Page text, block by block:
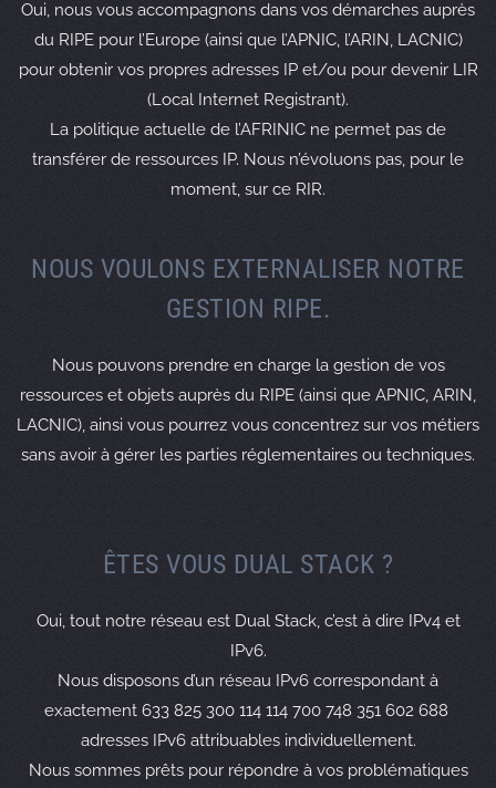
remarks: #
remarks: # Peering BOUYGUES TELECOM
import: from AS5410 accept AS-BOUYGTEL-ISP
export: to AS5410 announce AS-ARTEWAN
remarks: #
remarks: # Peering RIOT
import: from AS6507 accept AS-RIOT
remarks: # Peering HURRICANE ELECTRIC
import: from AS6939 accept AS-HURRICANE
remarks: #
remarks: # Peering M-ROOT DNS Server
export: to AS7500 announce AS-ARTEWAN
remarks: #
export: to AS8075 announce AS-ARTEWAN
remarks: #
import: from AS8426 accept AS-CLARANET
export: to AS8426 announce AS-ARTEWAN
remarks: #
remarks: # Peering ONE AND ONE
import: from AS8560 accept AS-1AND1
export: to AS8560 announce AS-ARTEWAN
Oui, nous vous accompagnons dans vos démarches auprès
du RIPE pour l’Europe (ainsi que l’APNIC, l’ARIN, LACNIC)
pour obtenir vos propres adresses IP et/ou pour devenir LIR
(Local Internet Registrant).
La politique actuelle de l’AFRINIC ne permet pas de
transférer de ressources IP. Nous n’évoluons pas, pour le
moment, sur ce RIR.
NOUS VOULONS EXTERNALISER NOTRE
GESTION RIPE.
Nous pouvons prendre en charge la gestion de vos
ressources et objets auprès du RIPE (ainsi que APNIC, ARIN,
LACNIC), ainsi vous pourrez vous concentrez sur vos métiers
sans avoir à gérer les parties réglementaires ou techniques.
ÊTES VOUS DUAL STACK ?
Oui, tout notre réseau est Dual Stack, c’est à dire IPv4 et
IPv6.
Nous disposons d’un réseau IPv6 correspondant à
exactement 633 825 300 114 114 700 748 351 602 688
adresses IPv6 attribuables individuellement.
Nous sommes prêts pour répondre à vos problématiques